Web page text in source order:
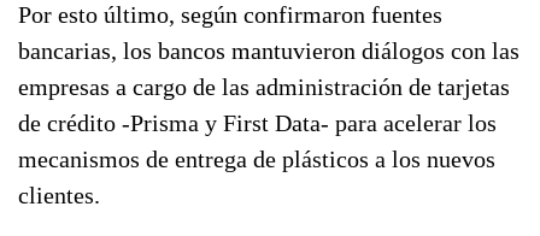
Por esto último, según confirmaron fuentes
bancarias, los bancos mantuvieron diálogos con las
empresas a cargo de las administración de tarjetas
de crédito -Prisma y First Data- para acelerar los
mecanismos de entrega de plásticos a los nuevos
clientes.